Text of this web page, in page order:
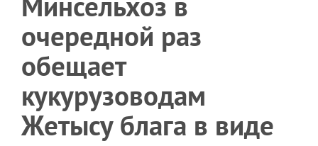
очередной раз
обещает
кукурузоводам
Жетысу блага в виде